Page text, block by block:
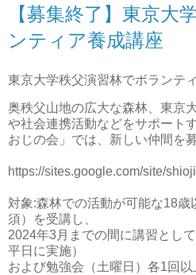
【募集終了】東京大
ンティア養成講座
東京大学秩父演習林でボランテ
奥秩父山地の広大な森林、東京
や社会連携活動などをサポート
おじの会」では、新しい仲間を
https://sites.google.com/site/
対象:森林での活動が可能な18
須）を受講し、
2024年3月までの間に講習とし
平日に実施）
および勉強会（土曜日）各1回以